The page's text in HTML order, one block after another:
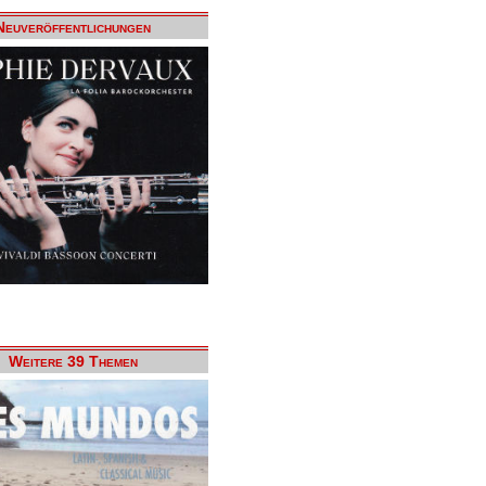
Weitere 39 Themen